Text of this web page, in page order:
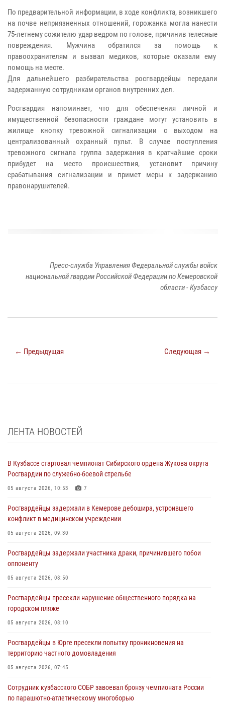
По предварительной информации, в ходе конфликта, возникшего
на почве неприязненных отношений, горожанка могла нанести
75-летнему сожителю удар ведром по голове, причинив телесные
повреждения. Мужчина обратился за помощь к
правоохранителям и вызвал медиков, которые оказали ему
помощь на месте.
Для дальнейшего разбирательства росгвардейцы передали
задержанную сотрудникам органов внутренних дел.
Росгвардия напоминает, что для обеспечения личной и
имущественной безопасности граждане могут установить в
жилище кнопку тревожной сигнализации с выходом на
централизованный охранный пульт. В случае поступления
тревожного сигнала группа задержания в кратчайшие сроки
прибудет на место происшествия, установит причину
срабатывания сигнализации и примет меры к задержанию
правонарушителей.
Пресс-служба Управления Федеральной службы войск
национальной гвардии Российской Федерации по Кемеровской
области - Кузбассу
← Предыдущая Следующая →
ЛЕНТА НОВОСТЕЙ
В Кузбассе стартовал чемпионат Сибирского ордена Жукова округа
Росгвардии по служебно-боевой стрельбе
05 августа 2026, 10:53 7
Росгвардейцы задержали в Кемерове дебошира, устроившего
конфликт в медицинском учреждении
05 августа 2026, 09:30
Росгвардейцы задержали участника драки, причинившего побои
оппоненту
05 августа 2026, 08:50
Росгвардейцы пресекли нарушение общественного порядка на
городском пляже
05 августа 2026, 08:10
Росгвардейцы в Юрге пресекли попытку проникновения на
территорию частного домовладения
05 августа 2026, 07:45
Сотрудник кузбасского СОБР завоевал бронзу чемпионата России
по парашютно-атлетическому многоборью